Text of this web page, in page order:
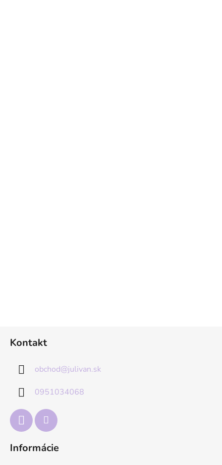
Kontakt
obchod@julivan.sk
0951034068
Informácie